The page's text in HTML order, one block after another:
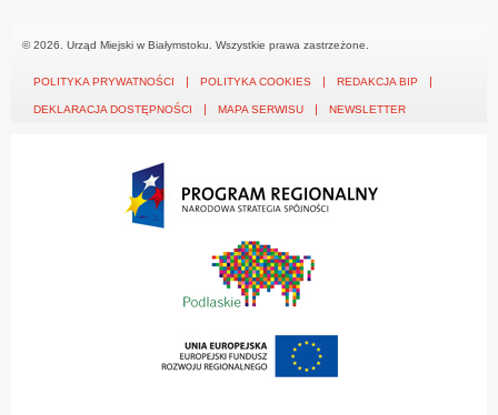
© 2026. Urząd Miejski w Białymstoku. Wszystkie prawa zastrzeżone.
POLITYKA PRYWATNOŚCI POLITYKA COOKIES REDAKCJA BIP
DEKLARACJA DOSTĘPNOŚCI MAPA SERWISU NEWSLETTER